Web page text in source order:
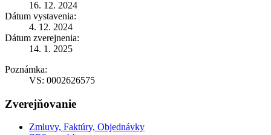
16. 12. 2024
Dátum vystavenia:
4. 12. 2024
Dátum zverejnenia:
14. 1. 2025
Poznámka:
VS: 0002626575
Zverejňovanie
Zmluvy, Faktúry, Objednávky